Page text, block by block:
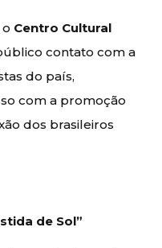
Centro Cultural
contato com a
do país,
com a promoção
dos brasileiros
de Sol”